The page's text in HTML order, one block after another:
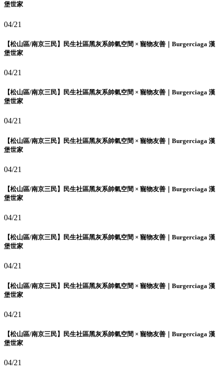
堡世家
04/21
【松山區/南京三民】民生社區黑灰系帥氣空間 × 寵物友善｜Burgerciaga 漢
堡世家
04/21
【松山區/南京三民】民生社區黑灰系帥氣空間 × 寵物友善｜Burgerciaga 漢
堡世家
04/21
【松山區/南京三民】民生社區黑灰系帥氣空間 × 寵物友善｜Burgerciaga 漢
堡世家
04/21
【松山區/南京三民】民生社區黑灰系帥氣空間 × 寵物友善｜Burgerciaga 漢
堡世家
04/21
【松山區/南京三民】民生社區黑灰系帥氣空間 × 寵物友善｜Burgerciaga 漢
堡世家
04/21
【松山區/南京三民】民生社區黑灰系帥氣空間 × 寵物友善｜Burgerciaga 漢
堡世家
04/21
【松山區/南京三民】民生社區黑灰系帥氣空間 × 寵物友善｜Burgerciaga 漢
堡世家
04/21